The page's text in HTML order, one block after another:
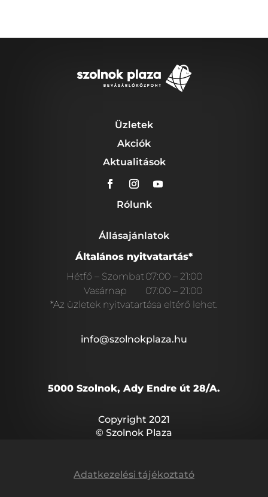
Üzletek
Akciók
Aktualitások
Rólunk
Állásajánlatok
Általános nyitvatartás*
Hétfő – Szombat07:00 – 21:00
Vasárnap
07:00 – 21:00
*Az üzletek nyitvatartása eltérő lehet.
info@szolnokplaza.hu
5000 Szolnok, Ady Endre út 28/A.
Copyright 2021
© Szolnok Plaza
Adatkezelési tájékoztató